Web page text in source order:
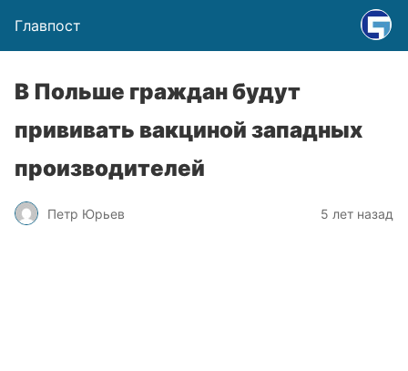
Главпост
В Польше граждан будут
прививать вакциной западных
производителей
Петр Юрьев 5 лет назад